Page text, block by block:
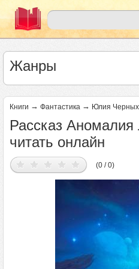
Жанры
Книги → Фантастика → Юлия Черных
Рассказ Аномалия
читать онлайн
(0 / 0)